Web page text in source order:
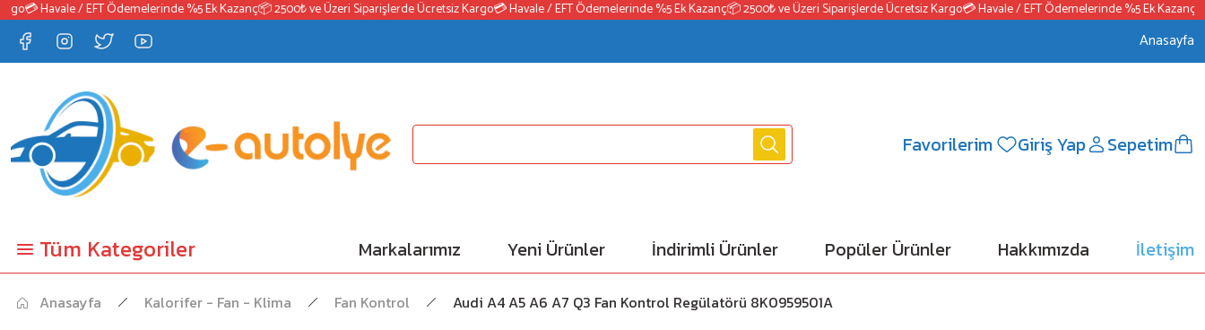
💳 Havale / EFT Ödemelerinde %5 Ek Kazanç📦 2500₺ ve Üzeri Siparişlerde Ücretsiz Kargo💳 Havale / EFT Ödemelerinde %5 Ek Kazanç📦 2500₺ ve Üzeri Siparişlerde Ücretsiz Kargo💳 Havale / EFT Ödemelerinde %5 Ek Kazanç
Anasayfa
Favorilerim Giriş Yap Sepetim
Tüm Kategoriler Markalarımız Yeni Ürünler İndirimli Ürünler Popüler Ürünler Hakkımızda İletişim
Anasayfa Kalorifer - Fan - Klima Fan Kontrol Audi A4 A5 A6 A7 Q3 Fan Kontrol Regülatörü 8K0959501A